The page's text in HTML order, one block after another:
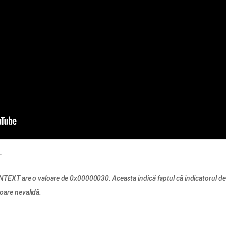
are o valoare de 0x00000030. Aceasta indică faptul că indicatorul de
nevalidă.